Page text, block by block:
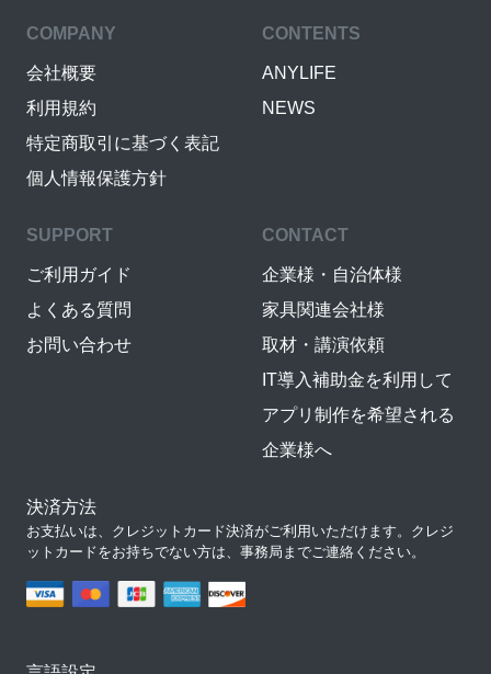
COMPANY
会社概要
利用規約
特定商取引に基づく表記
個人情報保護方針
CONTENTS
ANYLIFE
NEWS
SUPPORT
ご利用ガイド
よくある質問
お問い合わせ
CONTACT
企業様・自治体様
家具関連会社様
取材・講演依頼
IT導入補助金を利用して
アプリ制作を希望される
企業様へ
決済方法
お支払いは、クレジットカード決済がご利用いただけます。クレジ
ットカードをお持ちでない方は、事務局までご連絡ください。